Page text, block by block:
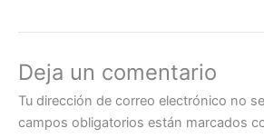
Deja un comentario
Tu dirección de correo electrónico no
campos obligatorios están marcados